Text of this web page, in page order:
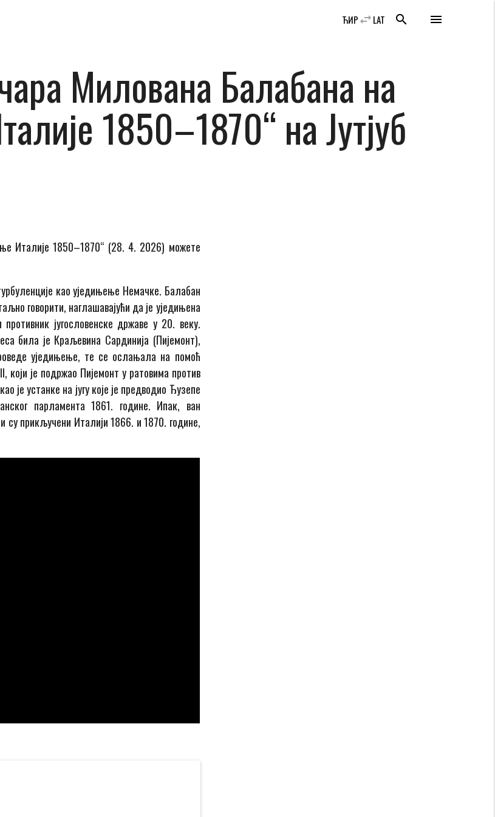
menu
search
LAT
swap_horiz
ЋИР
Милована Балабана на
1850–1870“ на Јутјуб
Италије 1850–1870“ (28. 4. 2026) можете
као уједињење Немачке. Балабан
говорити, наглашавајући да је уједињена
југословенске државе у 20. веку.
била је Краљевина Сардинија (Пијемонт),
уједињење, те се ослањала на помоћ
који је подржао Пијемонт у ратовима против
је устанке на југу које је предводио Ђузепе
парламента 1861. године. Ипак, ван
су прикључени Италији 1866. и 1870. године,